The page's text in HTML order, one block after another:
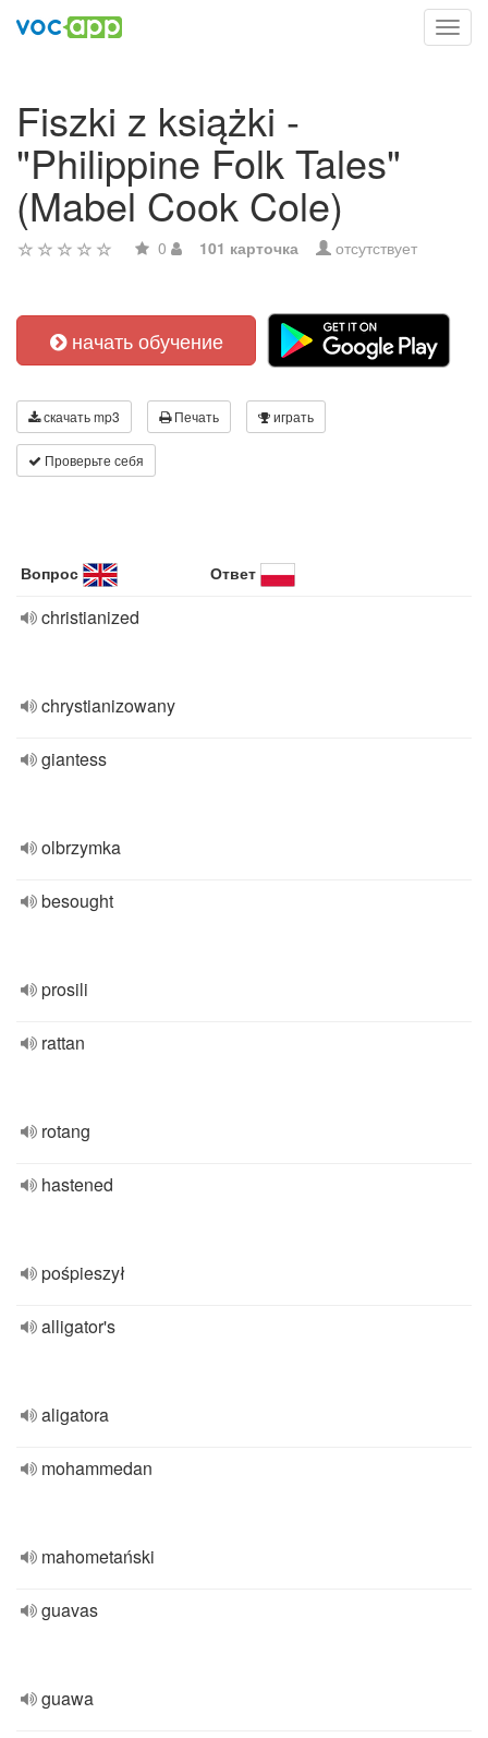
Fiszki z książki -
"Philippine Folk Tales"
(Mabel Cook Cole)
0 101 карточка отсутствует
начать обучение
скачать mp3 Печать играть
Проверьте себя
Вопрос Ответ
christianized
chrystianizowany
giantess
olbrzymka
besought
prosili
rattan
rotang
hastened
pośpieszył
alligator's
aligatora
mohammedan
mahometański
guavas
guawa